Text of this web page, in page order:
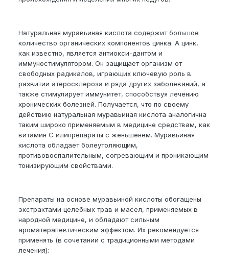
Натуральная муравьиная кислота содержит большое
количество органических компонентов цинка. А цинк,
как известно, является антиокси-дантом и
иммуностимулятором. Он защищает организм от
свободных радикалов, играющих ключевую роль в
развитии атеросклероза и ряда других заболеваний, а
также стимулирует иммунитет, способствуя лечению
хронических болезней. Получается, что по своему
действию натуральная муравьиная кислота аналогична
таким широко применяемым в медицине средствам, как
витамин С илипрепараты с женьшенем. Муравьиная
кислота обладает болеутоляющим,
противовоспалительным, согревающим и проникающим
тонизирующим свойствами.
Препараты на основе муравьиной кислоты обогащены
экстрактами целебных трав и масел, применяемых в
народной медицине, и обладают сильным
ароматерапевтическим эффектом. Их рекомендуется
применять (в сочетании с традиционными методами
лечения):